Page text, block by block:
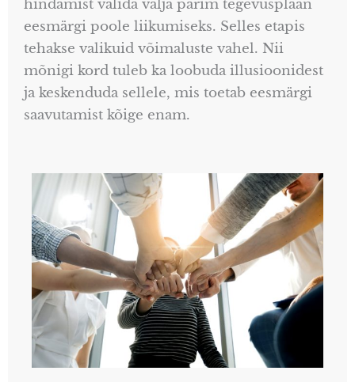
hindamist valida välja parim tegevusplaan
eesmärgi poole liikumiseks. Selles etapis
tehakse valikuid võimaluste vahel. Nii
mõnigi kord tuleb ka loobuda illusioonidest
ja keskenduda sellele, mis toetab eesmärgi
saavutamist kõige enam.